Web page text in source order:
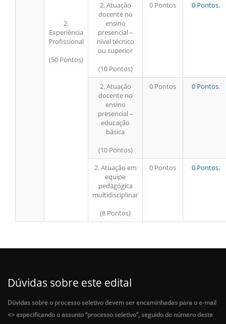
2.
Experiência
Profissional
(50 Pontos)
2. Atuação
docente no
ensino
presencial –
nível técnico
ou superior
(10 Pontos)
0 Pontos 0 Pontos.
2. Atuação
docente no
ensino
presencial –
educação
básica
(10 Pontos)
0 Pontos 0 Pontos.
2. Atuação em
equipe
pedagógica
multidisciplinar
(8 Pontos)
0 Pontos 0 Pontos.
Dúvidas sobre este edital
Dúvidas sobre o processo seletivo devem ser encaminhadas para o e-mail
<> especificando o assunto “processo seletivo”, seguido do número deste